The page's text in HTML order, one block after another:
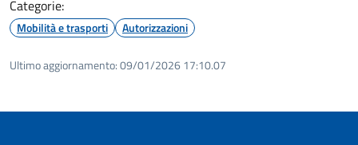
Categorie:
Mobilità e trasporti Autorizzazioni
Ultimo aggiornamento:09/01/2026 17:10.07